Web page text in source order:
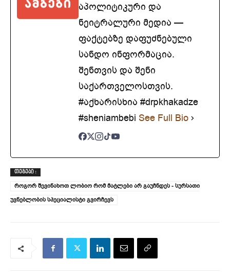
აპოლიტიკური და
ნეიტრალური მედია —
ფაქტებზე დაფუძნებული
სანდო ინფორმაცია.
შენთვის და შენი
საქართველოსთვის.
#აქხარისხია #drpkhakadze
#sheniambebi See Full Bio
ᲗᲔᲒᲔᲑᲘ :
როგორ შევინახოთ ლობიო რომ მატლები არ გაუჩნდეს - სურსათი
უვნებლობის სპეციალისტი ‍გვირჩევს